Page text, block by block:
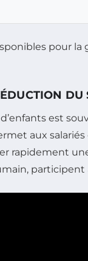
DU
est
aux
rapidement